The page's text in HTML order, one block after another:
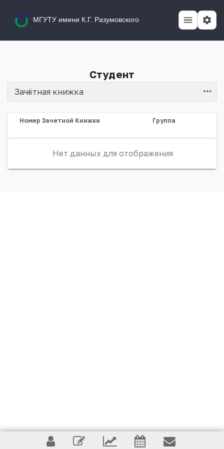
МГУТУ имени К.Г. Разумовского
Студент
Зачётная книжка Item
Номер Зачетной Книжки Группа
Нет данных для отображения